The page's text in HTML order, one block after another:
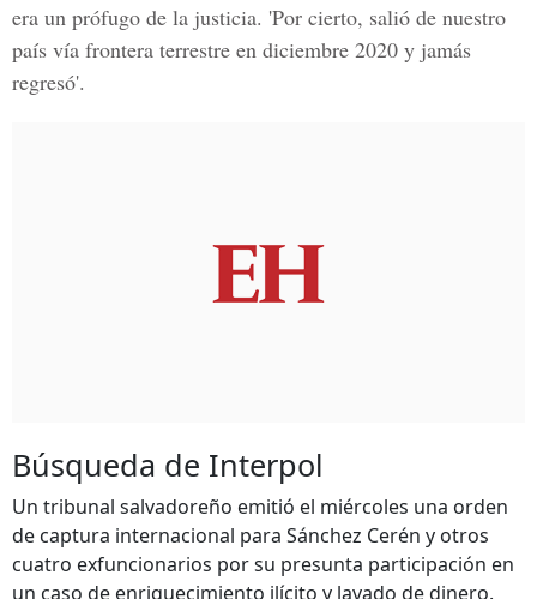
era un prófugo de la justicia. 'Por cierto, salió de nuestro
país vía frontera terrestre en diciembre 2020 y jamás
regresó'.
Búsqueda de Interpol
Un tribunal salvadoreño emitió el miércoles una orden
de captura internacional para Sánchez Cerén y otros
cuatro exfuncionarios por su presunta participación en
un caso de enriquecimiento ilícito y lavado de dinero.